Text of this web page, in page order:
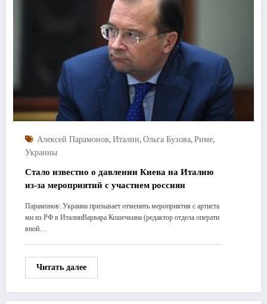
Алексей Парамонов, Италии, Ольга Бузова, Риме,
Украины
Стало известно о давлении Киева на Италию
из-за мероприятий с участием россиян
Парамонов: Украина призывает отменить мероприятия с артиста
ми из РФ в ИталииВарвара Кошечкина (редактор отдела операти
вной…
Читать далее